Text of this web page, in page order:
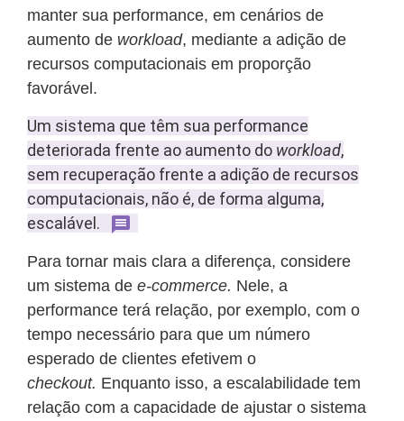
manter sua performance, em cenários de
aumento de workload, mediante a adição de
recursos computacionais em proporção
favorável.
Um sistema que têm sua performance
deteriorada frente ao aumento do workload,
sem recuperação frente a adição de recursos
computacionais, não é, de forma alguma,
escalável.
Para tornar mais clara a diferença, considere
um sistema de e-commerce. Nele, a
performance terá relação, por exemplo, com o
tempo necessário para que um número
esperado de clientes efetivem o
checkout. Enquanto isso, a escalabilidade tem
relação com a capacidade de ajustar o sistema